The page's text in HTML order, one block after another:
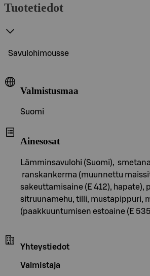
Tuotetiedot
Savulohimousse
Valmistusmaa
Suomi
Ainesosat
Lämminsavulohi (Suomi),
ranskankerma (muunnettu
sakeuttamisaine (E 412), hapate),
sitruunamehu, tilli, mustapippuri,
(paakkuuntumisen estoaine (E
Yhteystiedot
Valmistaja